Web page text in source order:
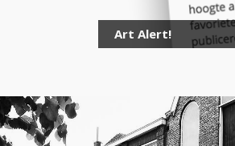
Art Alert!